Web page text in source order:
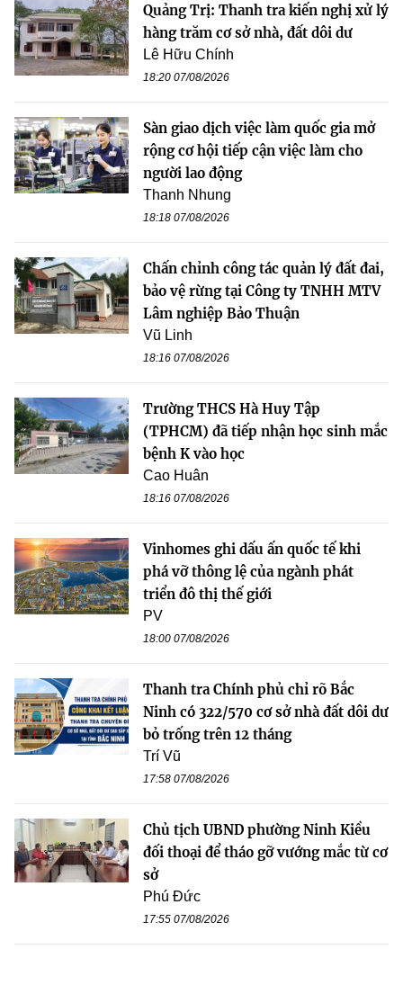
Quảng Trị: Thanh tra kiến nghị xử lý
hàng trăm cơ sở nhà, đất dôi dư
Lê Hữu Chính
18:20 07/08/2026
Sàn giao dịch việc làm quốc gia mở
rộng cơ hội tiếp cận việc làm cho
người lao động
Thanh Nhung
18:18 07/08/2026
Chấn chỉnh công tác quản lý đất đai,
bảo vệ rừng tại Công ty TNHH MTV
Lâm nghiệp Bảo Thuận
Vũ Linh
18:16 07/08/2026
Trường THCS Hà Huy Tập
(TPHCM) đã tiếp nhận học sinh mắc
bệnh K vào học
Cao Huân
18:16 07/08/2026
Vinhomes ghi dấu ấn quốc tế khi
phá vỡ thông lệ của ngành phát
triển đô thị thế giới
PV
18:00 07/08/2026
Thanh tra Chính phủ chỉ rõ Bắc
Ninh có 322/570 cơ sở nhà đất dôi dư
bỏ trống trên 12 tháng
Trí Vũ
17:58 07/08/2026
Chủ tịch UBND phường Ninh Kiều
đối thoại để tháo gỡ vướng mắc từ cơ
sở
Phú Đức
17:55 07/08/2026